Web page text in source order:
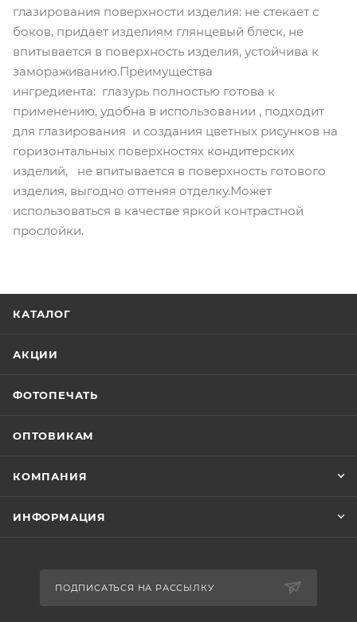
глазирования поверхности изделия: не стекает с
боков, придает изделиям глянцевый блеск, не
впитывается в поверхность изделия, устойчива к
замораживанию.Преимущества
ингредиента: глазурь полностью готова к
применению, удобна в использовании , подходит
для глазирования и создания цветных рисунков на
горизонтальных поверхностях кондитерских
изделий, не впитывается в поверхность готового
изделия, выгодно оттеняя отделку.Может
использоваться в качестве яркой контрастной
прослойки.
КАТАЛОГ
АКЦИИ
ФОТОПЕЧАТЬ
ОПТОВИКАМ
КОМПАНИЯ
ИНФОРМАЦИЯ
ПОДПИСАТЬСЯ НА РАССЫЛКУ